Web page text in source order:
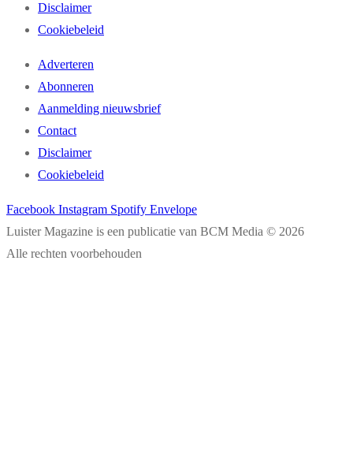
Disclaimer
Cookiebeleid
Adverteren
Abonneren
Aanmelding nieuwsbrief
Contact
Disclaimer
Cookiebeleid
Facebook Instagram Spotify Envelope
Luister Magazine is een publicatie van BCM Media © 2026
Alle rechten voorbehouden